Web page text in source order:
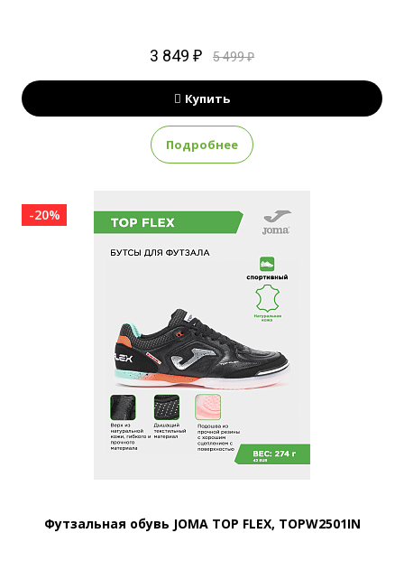
3 849 ₽ 5 499 ₽
Купить
Подробнее
-20%
Футзальная обувь JOMA TOP FLEX, TOPW2501IN